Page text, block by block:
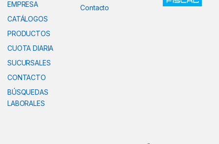
EMPRESA
CATÁLOGOS
PRODUCTOS
CUOTA DIARIA
SUCURSALES
CONTACTO
BÚSQUEDAS
LABORALES
Contacto